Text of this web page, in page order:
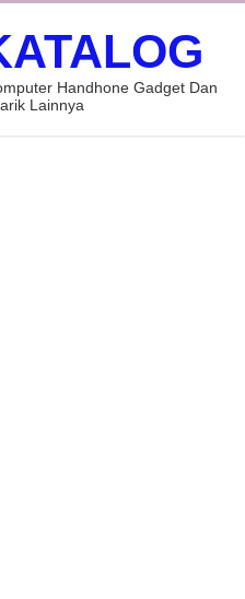
Handhone Gadget Dan
Lainnya